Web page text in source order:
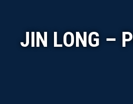
JIN LONG –